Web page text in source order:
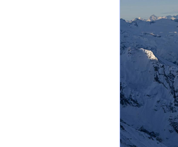
Aviation
1 er avril